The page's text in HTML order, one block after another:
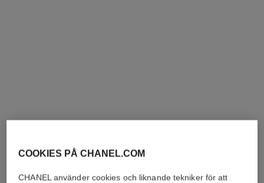
COOKIES PÅ CHANEL.COM
CHANEL använder cookies och liknande tekniker för att